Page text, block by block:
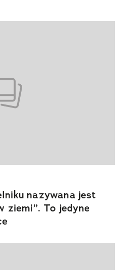
nazywana jest
ziemi”. To jedyne